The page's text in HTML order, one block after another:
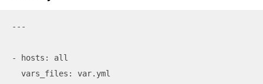
---
- hosts: all
  vars_files: var.yml